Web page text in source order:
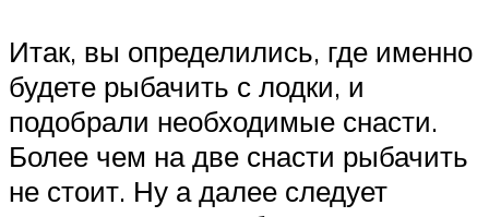
Итак, вы определились, где именно
будете рыбачить с лодки, и
подобрали необходимые снасти.
Более чем на две снасти рыбачить
не стоит. Ну а далее следует